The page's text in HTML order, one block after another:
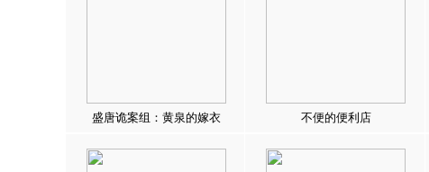
盛唐诡案组：黄泉的嫁衣 不便的便利店